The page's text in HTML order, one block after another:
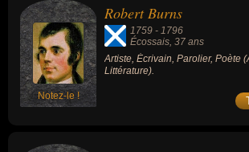
Notez-le !
Robert Burns
1759 - 1796
Écossais , 37 ans
Artiste, Écrivain, Parolier, Poète
Littérature).